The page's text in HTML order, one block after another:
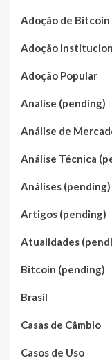
Adoção de
Adoção
Adoção Popular
Analise (pending)
Análise de
Análise Técnica
Análises (pending)
Artigos (pending)
Atualidades
Bitcoin (pending)
Brasil
Casas de Câmbio
Casos de Uso